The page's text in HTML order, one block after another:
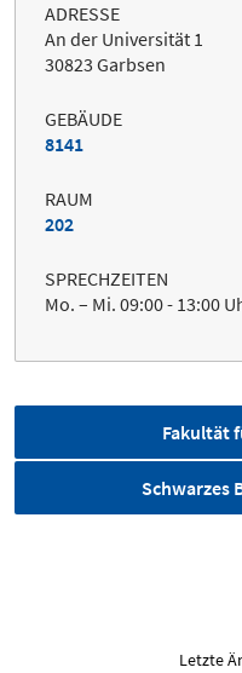
ADRESSE
An der Universität 1
30823 Garbsen
GEBÄUDE
8141
RAUM
202
SPRECHZEITEN
Mo. – Mi. 09:00 - 13:00
Fakultät
Schwarzes
Letzte